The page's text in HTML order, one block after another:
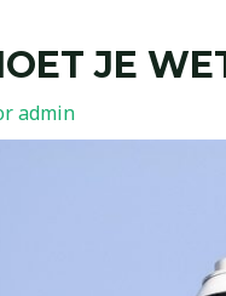
JE
admin